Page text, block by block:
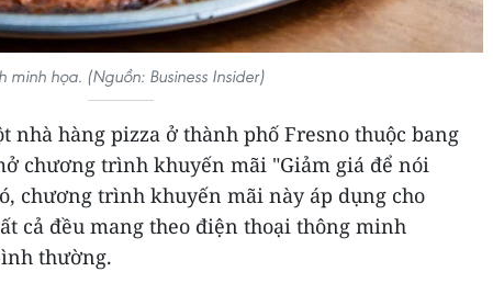
minh họa. (Nguồn: Business Insider)
nhà hàng pizza ở thành phố Fresno thuộc bang
chương trình khuyến mãi "Giảm giá để nói
chương trình khuyến mãi này áp dụng cho
cả đều mang theo điện thoại thông minh
thường.